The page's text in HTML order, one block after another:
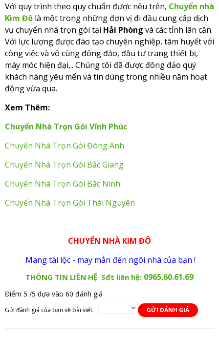
Với quy trình theo quy chuẩn được nêu trên, Chuyển nhà
Kim Đô là một trong những đơn vị đi đầu cung cấp dịch
vụ chuyển nhà trọn gói tại Hải Phòng và các tỉnh lân cận.
Với lực lượng được đào tạo chuyên nghiệp, tâm huyết với
công việc và vô cùng đông đảo, đầu tư trang thiết bị,
máy móc hiện đại,.. Chúng tôi đã được đông đảo quý
khách hàng yêu mến và tin dùng trong nhiều năm hoạt
động vừa qua.
Xem Thêm:
Chuyển Nhà Trọn Gói Vĩnh Phúc
Chuyển Nhà Trọn Gói Đông Anh
Chuyển Nhà Trọn Gói Bắc Giang
Chuyển Nhà Trọn Gói Bắc Ninh
Chuyển Nhà Trọn Gói Thái Nguyên
CHUYỂN NHÀ KIM ĐÔ
Mang tài lộc - may mắn đến ngôi nhà của bạn !
THÔNG TIN LIÊN HỆ Sđt liên hệ: 0965.60.61.69
Điểm 5 /5 dựa vào 60 đánh giá
Gửi đánh giá của bạn về bài viết: GỬI ĐÁNH GIÁ